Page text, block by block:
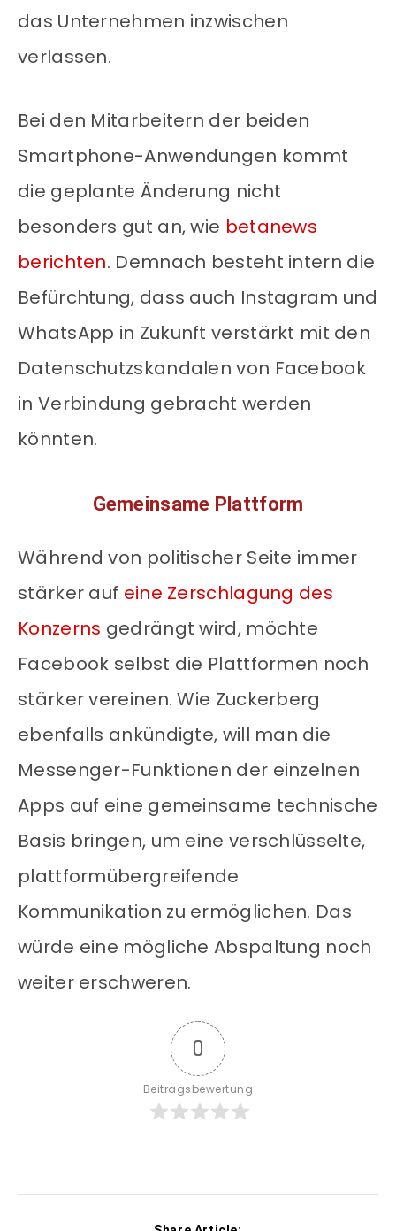
das Unternehmen inzwischen
verlassen.
Bei den Mitarbeitern der beiden
Smartphone-Anwendungen kommt
die geplante Änderung nicht
besonders gut an, wie betanews
berichten. Demnach besteht intern die
Befürchtung, dass auch Instagram und
WhatsApp in Zukunft verstärkt mit den
Datenschutzskandalen von Facebook
in Verbindung gebracht werden
könnten.
Gemeinsame Plattform
Während von politischer Seite immer
stärker auf eine Zerschlagung des
Konzerns gedrängt wird, möchte
Facebook selbst die Plattformen noch
stärker vereinen. Wie Zuckerberg
ebenfalls ankündigte, will man die
Messenger-Funktionen der einzelnen
Apps auf eine gemeinsame technische
Basis bringen, um eine verschlüsselte,
plattformübergreifende
Kommunikation zu ermöglichen. Das
würde eine mögliche Abspaltung noch
weiter erschweren.
0
Beitragsbewertung